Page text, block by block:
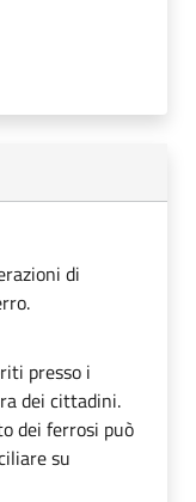
di
presso i
dei cittadini.
dei ferrosi può
su